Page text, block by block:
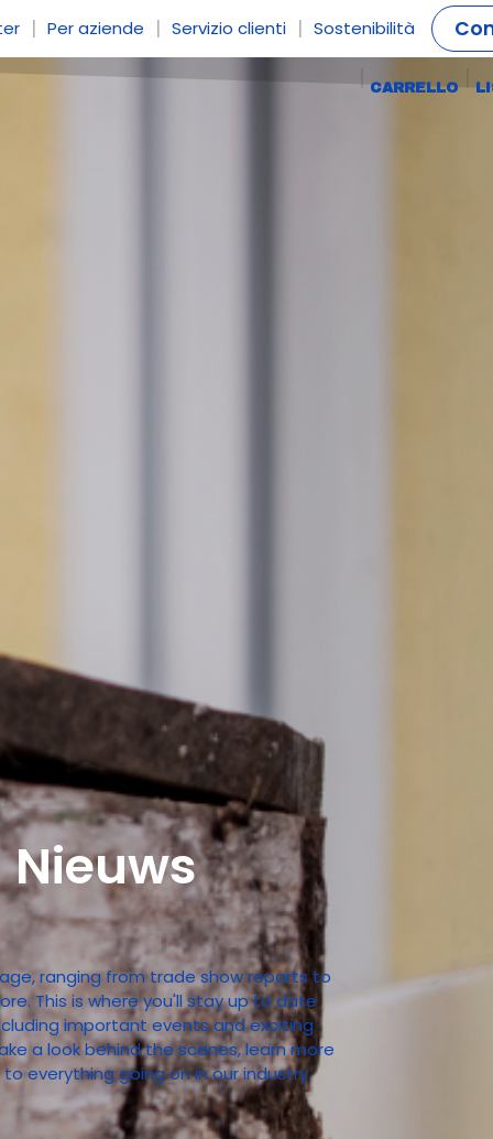
| Per aziende | Servizio clienti | Sostenibilità
CARRELLO
Nieuws
ranging from trade show reports to
This is where you'll stay up to date
important events and exciting
a look behind the scenes, learn more
everything going on in our industry.​